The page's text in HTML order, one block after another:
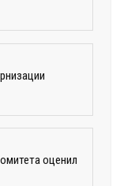
оценил